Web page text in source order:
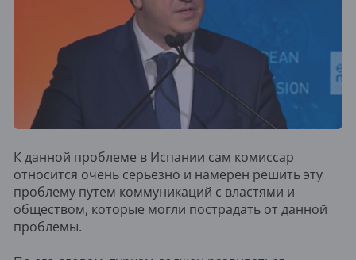
К данной проблеме в Испании сам комиссар
относится очень серьезно и намерен решить эту
проблему путем коммуникаций с властями и
обществом, которые могли пострадать от данной
проблемы.